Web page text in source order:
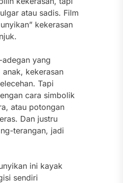
atau sadis. Film
kekerasan
yang
anak, kekerasan
Tapi
cara simbolik
atau potongan
Dan justru
terangan, jadi
ini kayak
sendiri